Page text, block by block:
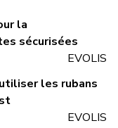
la
sécurisées
EVOLIS
les rubans
EVOLIS